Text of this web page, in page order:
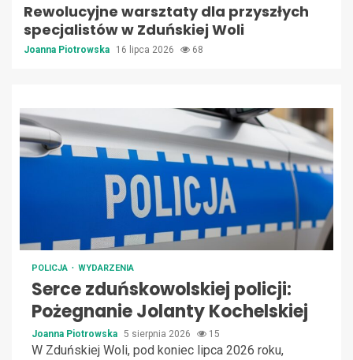
Rewolucyjne warsztaty dla przyszłych
specjalistów w Zduńskiej Woli
Joanna Piotrowska 16 lipca 2026 68
POLICJA WYDARZENIA
Serce zduńskowolskiej policji:
Pożegnanie Jolanty Kochelskiej
Joanna Piotrowska 5 sierpnia 2026 15
W Zduńskiej Woli, pod koniec lipca 2026 roku,